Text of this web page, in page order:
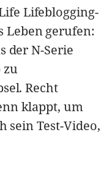
Lifeblogging-
Leben gerufen:
der N-Serie
zu
Recht
klappt, um
sein Test-Video,